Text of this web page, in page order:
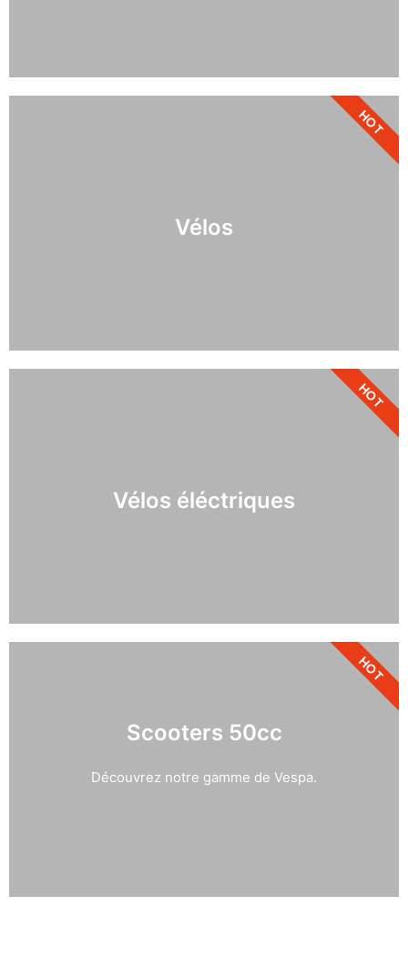
Vélos
HOT
Vélos éléctriques
HOT
Scooters 50cc
Découvrez notre gamme de Vespa.
HOT